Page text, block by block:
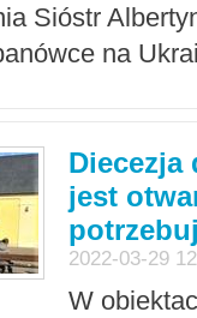
Sióstr
na
Diecezja
jest
2022-03-29
W